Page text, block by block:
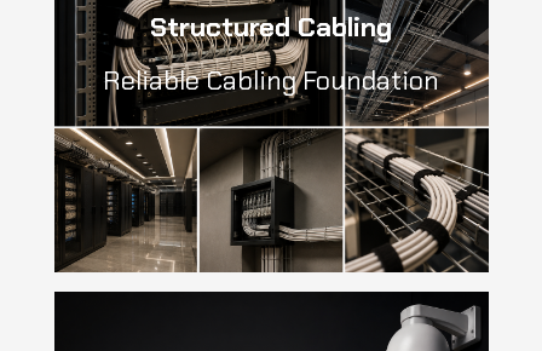
Structured Cabling
Reliable Cabling Foundation